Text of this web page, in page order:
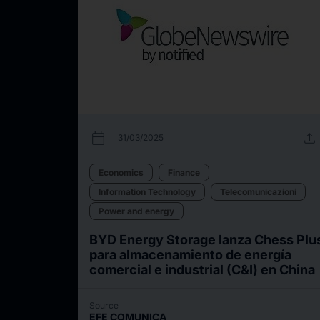
calendar_today 31/03/2025 upload
Economics
Finance
Information Technology
Telecomunicazioni
Power and energy
BYD Energy Storage lanza Chess
para almacenamiento de energía
comercial e industrial (C&I) en China
Source
EFE COMUNICA